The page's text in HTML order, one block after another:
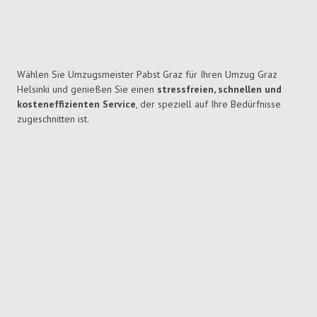
Wählen Sie Umzugsmeister Pabst Graz für Ihren Umzug Graz
Helsinki und genießen Sie einen stressfreien, schnellen und
kosteneffizienten Service, der speziell auf Ihre Bedürfnisse
zugeschnitten ist.